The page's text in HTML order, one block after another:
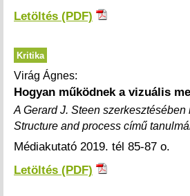
Letöltés (PDF)
Kritika
Virág Ágnes:
Hogyan működnek a vizuális
A Gerard J. Steen
Structure and process című
Médiakutató 2019. tél 85-87 o.
Letöltés (PDF)